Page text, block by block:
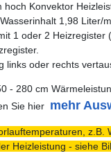
hoch Konvektor
1,98 Liter/m
1 oder 2 Heizregister
links oder rechts
- 280 cm
Sie hier mehr
z.B.
Heizleistung - siehe